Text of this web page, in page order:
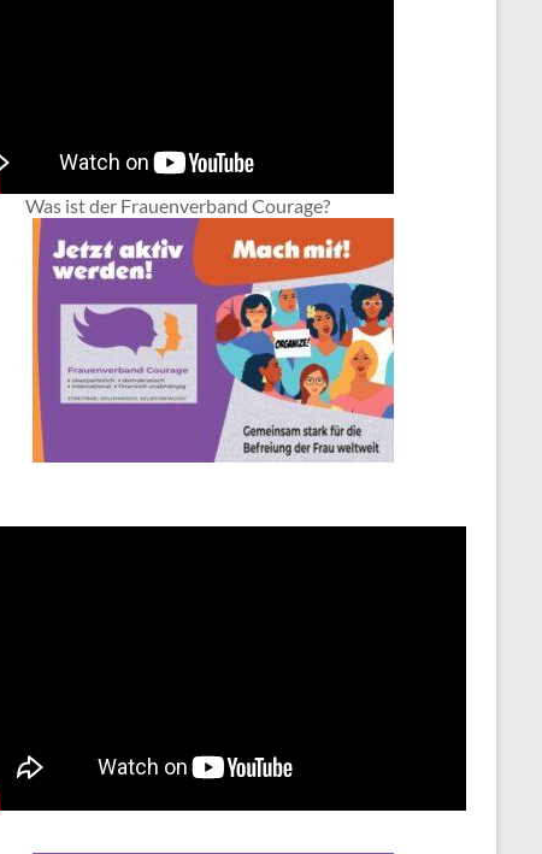
Was ist der Frauenverband Courage?